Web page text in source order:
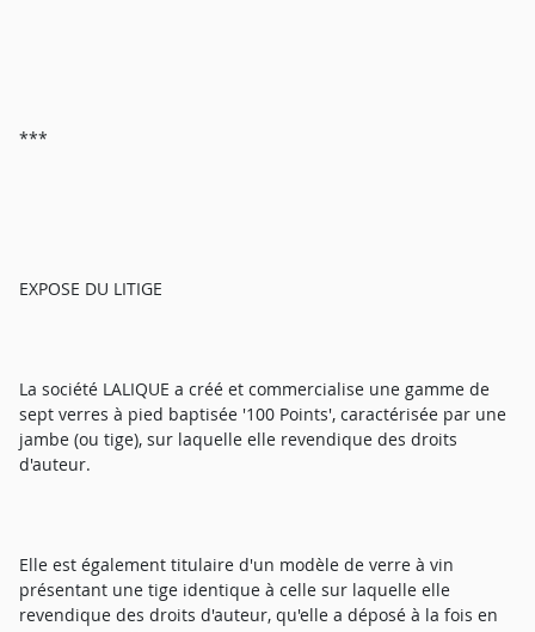
***
EXPOSE DU LITIGE
La société LALIQUE a créé et commercialise une gamme de
sept verres à pied baptisée '100 Points', caractérisée par une
jambe (ou tige), sur laquelle elle revendique des droits
d'auteur.
Elle est également titulaire d'un modèle de verre à vin
présentant une tige identique à celle sur laquelle elle
revendique des droits d'auteur, qu'elle a déposé à la fois en